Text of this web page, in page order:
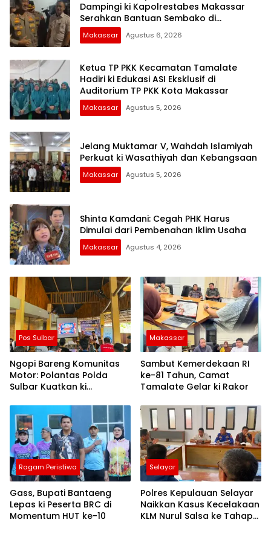
Dampingi ki Kapolrestabes Makassar
Serahkan Bantuan Sembako di
Bontoduri
Makassar Agustus 6, 2026
Ketua TP PKK Kecamatan Tamalate
Hadiri ki Edukasi ASI Eksklusif di
Auditorium TP PKK Kota Makassar
Makassar Agustus 5, 2026
Jelang Muktamar V, Wahdah Islamiyah
Perkuat ki Wasathiyah dan Kebangsaan
Makassar Agustus 5, 2026
Shinta Kamdani: Cegah PHK Harus
Dimulai dari Pembenahan Iklim Usaha
Makassar Agustus 4, 2026
Pos Sulbar
Ngopi Bareng Komunitas
Motor: Polantas Polda
Sulbar Kuatkan ki
Keselamatan
Makassar
Sambut Kemerdekaan RI
ke-81 Tahun, Camat
Tamalate Gelar ki Rakor
Ragam Peristiwa
Gass, Bupati Bantaeng
Lepas ki Peserta BRC di
Momentum HUT ke-10
Selayar
Polres Kepulauan Selayar
Naikkan Kasus Kecelakaan
KLM Nurul Salsa ke Tahap